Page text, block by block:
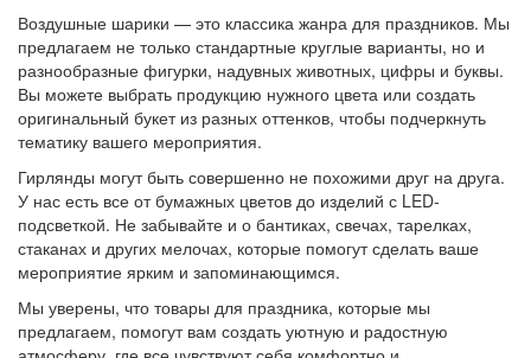
Воздушные шарики — это классика жанра для праздников. Мы
предлагаем не только стандартные круглые варианты, но и
разнообразные фигурки, надувных животных, цифры и буквы.
Вы можете выбрать продукцию нужного цвета или создать
оригинальный букет из разных оттенков, чтобы подчеркнуть
тематику вашего мероприятия.
Гирлянды могут быть совершенно не похожими друг на друга.
У нас есть все от бумажных цветов до изделий с LED-
подсветкой. Не забывайте и о бантиках, свечах, тарелках,
стаканах и других мелочах, которые помогут сделать ваше
мероприятие ярким и запоминающимся.
Мы уверены, что товары для праздника, которые мы
предлагаем, помогут вам создать уютную и радостную